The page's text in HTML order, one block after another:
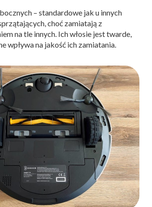
– standardowe jak u innych
choć zamiatają z
na tle innych. Ich włosie jest twarde,
wpływa na jakość ich zamiatania.